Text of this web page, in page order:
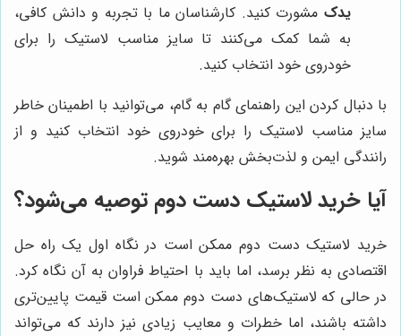
یدک مشورت کنید. کارشناسان ما با تجربه و دانش کافی،
به شما کمک می‌کنند تا سایز مناسب لاستیک را برای
خودروی خود انتخاب کنید.
با دنبال کردن این راهنمای گام به گام، می‌توانید با اطمینان خاطر
سایز مناسب لاستیک را برای خودروی خود انتخاب کنید و از
رانندگی ایمن و لذت‌بخش بهره‌مند شوید.
آیا خرید لاستیک دست دوم توصیه می‌شود؟
خرید لاستیک دست دوم ممکن است در نگاه اول یک راه حل
اقتصادی به نظر برسد، اما باید با احتیاط فراوان به آن نگاه کرد.
در حالی که لاستیک‌های دست دوم ممکن است قیمت پایین‌تری
داشته باشند، اما خطرات و معایب زیادی نیز دارند که می‌تواند